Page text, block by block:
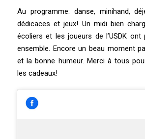
Au programme: danse, minihand,
dédicaces et jeux! Un midi bien
écoliers et les joueurs de l’USDK ont
ensemble. Encore un beau moment
et la bonne humeur. Merci à tous
les cadeaux!